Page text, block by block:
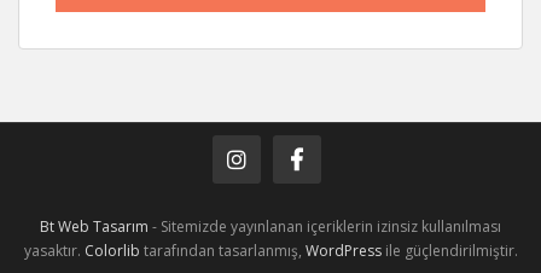
Bt Web Tasarım - Sitemizde yayınlanan içeriklerin izinsiz kullanılması
yasaktır. Colorlib tarafından tasarlanmış, WordPressile güçlendirilmiştir.